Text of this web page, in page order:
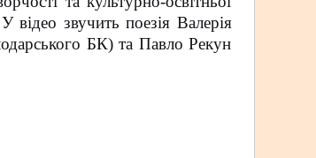
відео звучить поезія Валерія
БК) та Павло Рекун